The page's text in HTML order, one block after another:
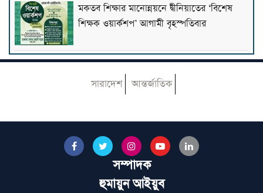
মকতব শিক্ষার মানোন্নয়নে দ্বীনিয়াতের ‘বিশেষ
শিক্ষক ওয়ার্কশপ’ আগামী বৃহস্পতিবার
জুলাই জাদুঘরে ভাস্কর্যের বিকল্পে হেফাজতের দুই
প্রস্তাব
রাষ্ট্রপতি নির্বাচনে পরাজয় জেনেও প্রার্থী দেওয়া
বিরোধিতার জন্য বিরোধিতা: মাওলানা ইউসুফী
সারাদেশ আন্তর্জাতিক
সম্পাদক
হুমায়ুন আইয়ুব